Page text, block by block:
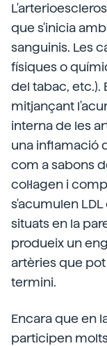
que s'inicia
sanguinis. Les
físiques o
del tabac, etc.).
mitjançant
interna de les
una inflamació
com a sabons
col·lagen i
s'acumulen
situats en la
produeix un
artèries que
termini.
Encara que en
participen